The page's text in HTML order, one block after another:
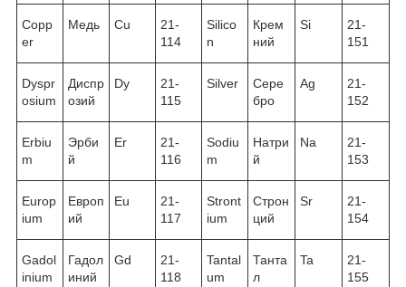
Copp
er
Медь Cu
21-
114
Silico
n
Крем
ний
Si
21-
151
Dyspr
osium
Диспр
озий
Dy
21-
115
Silver
Сере
бро
Ag
21-
152
Erbiu
m
Эрби
й
Er
21-
116
Sodiu
m
Натри
й
Na
21-
153
Europ
ium
Европ
ий
Eu
21-
117
Stront
ium
Строн
ций
Sr
21-
154
Gadol
inium
Гадол
иний
Gd
21-
118
Tantal
um
Танта
л
Ta
21-
155